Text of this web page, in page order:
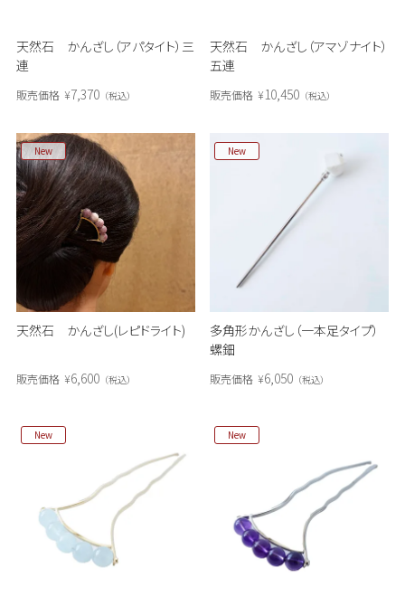
天然石 かんざし（アパタイト）三
連
販売価格 ¥7,370 税込
天然石 かんざし（アマゾナイト）
五連
販売価格 ¥10,450 税込
天然石 かんざし(レピドライト)
New
販売価格 ¥6,600 税込
多角形かんざし（一本足タイプ）
螺鈿
New
販売価格 ¥6,050 税込
New New